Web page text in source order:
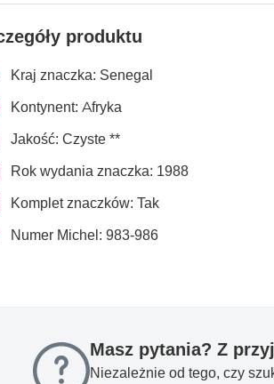
produktu
Kraj znaczka: Senegal
Kontynent: Afryka
Jakość: Czyste **
Rok wydania znaczka: 1988
Komplet znaczków: Tak
Numer Michel: 983-986
Masz pytania? Z
Niezależnie od tego, czy